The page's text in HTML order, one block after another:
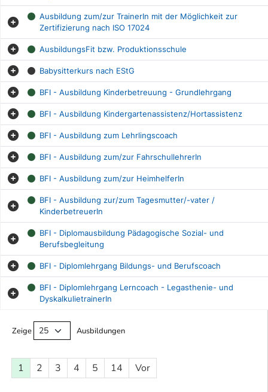
Ausbildung zum/zur TrainerIn mit der Möglichkeit zur
Zertifizierung nach ISO 17024
AusbildungsFit bzw. Produktionsschule
Babysitterkurs nach EStG
BFI - Ausbildung Kinderbetreuung - Grundlehrgang
BFI - Ausbildung Kindergartenassistenz/Hortassistenz
BFI - Ausbildung zum Lehrlingscoach
BFI - Ausbildung zum/zur FahrschullehrerIn
BFI - Ausbildung zum/zur HeimhelferIn
BFI - Ausbildung zur/zum Tagesmutter/-vater /
KinderbetreuerIn
BFI - Diplomausbildung Pädagogische Sozial- und
Berufsbegleitung
BFI - Diplomlehrgang Bildungs- und Berufscoach
BFI - Diplomlehrgang Lerncoach - Legasthenie- und
DyskalkulietrainerIn
Zeige Ausbildungen
1 2 3 4 5 14 Vor